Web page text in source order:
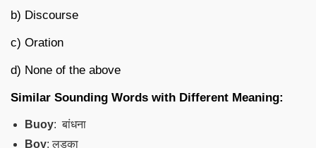
b) Discourse
c) Oration
d) None of the above
Similar Sounding Words with Different Meaning:
Buoy: बांधना
Boy: लड़का